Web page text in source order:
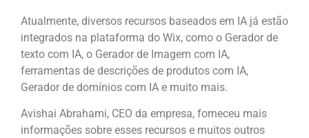
Atualmente, diversos recursos baseados em IA já estão
integrados na plataforma do Wix, como o Gerador de
texto com IA, o Gerador de Imagem com IA,
ferramentas de descrições de produtos com IA,
Gerador de domínios com IA e muito mais.
Avishai Abrahami, CEO da empresa, forneceu mais
informações sobre esses recursos e muitos outros